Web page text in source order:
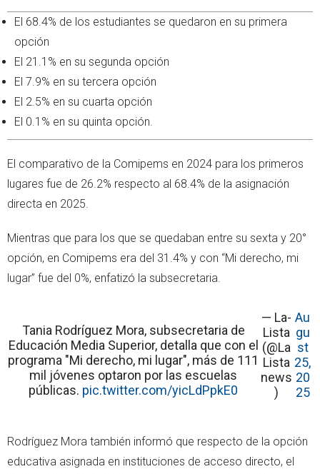
El 68.4% de los estudiantes se quedaron en su primera
opción
El 21.1% en su segunda opción
El 7.9% en su tercera opción
El 2.5% en su cuarta opción
El 0.1% en su quinta opción.
El comparativo de la Comipems en 2024 para los primeros
lugares fue de 26.2% respecto al 68.4% de la asignación
directa en 2025.
Mientras que para los que se quedaban entre su sexta y 20°
opción, en Comipems era del 31.4% y con “Mi derecho, mi
lugar” fue del 0%, enfatizó la subsecretaria.
Tania Rodríguez Mora, subsecretaria de
Educación Media Superior, detalla que con el
programa "Mi derecho, mi lugar", más de 111
mil jóvenes optaron por las escuelas
públicas. pic.twitter.com/yicLdPpkE0
— La-
Lista
(@La
Lista
news
)
Au
gu
st
25,
20
25
Rodríguez Mora también informó que respecto de la opción
educativa asignada en instituciones de acceso directo, el